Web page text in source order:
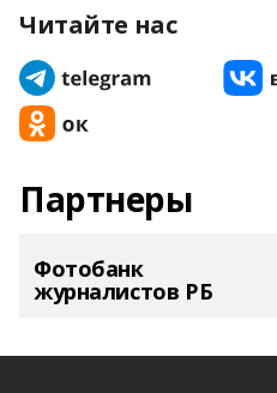
Читайте нас
Партнеры
Фотобанк
журналистов РБ